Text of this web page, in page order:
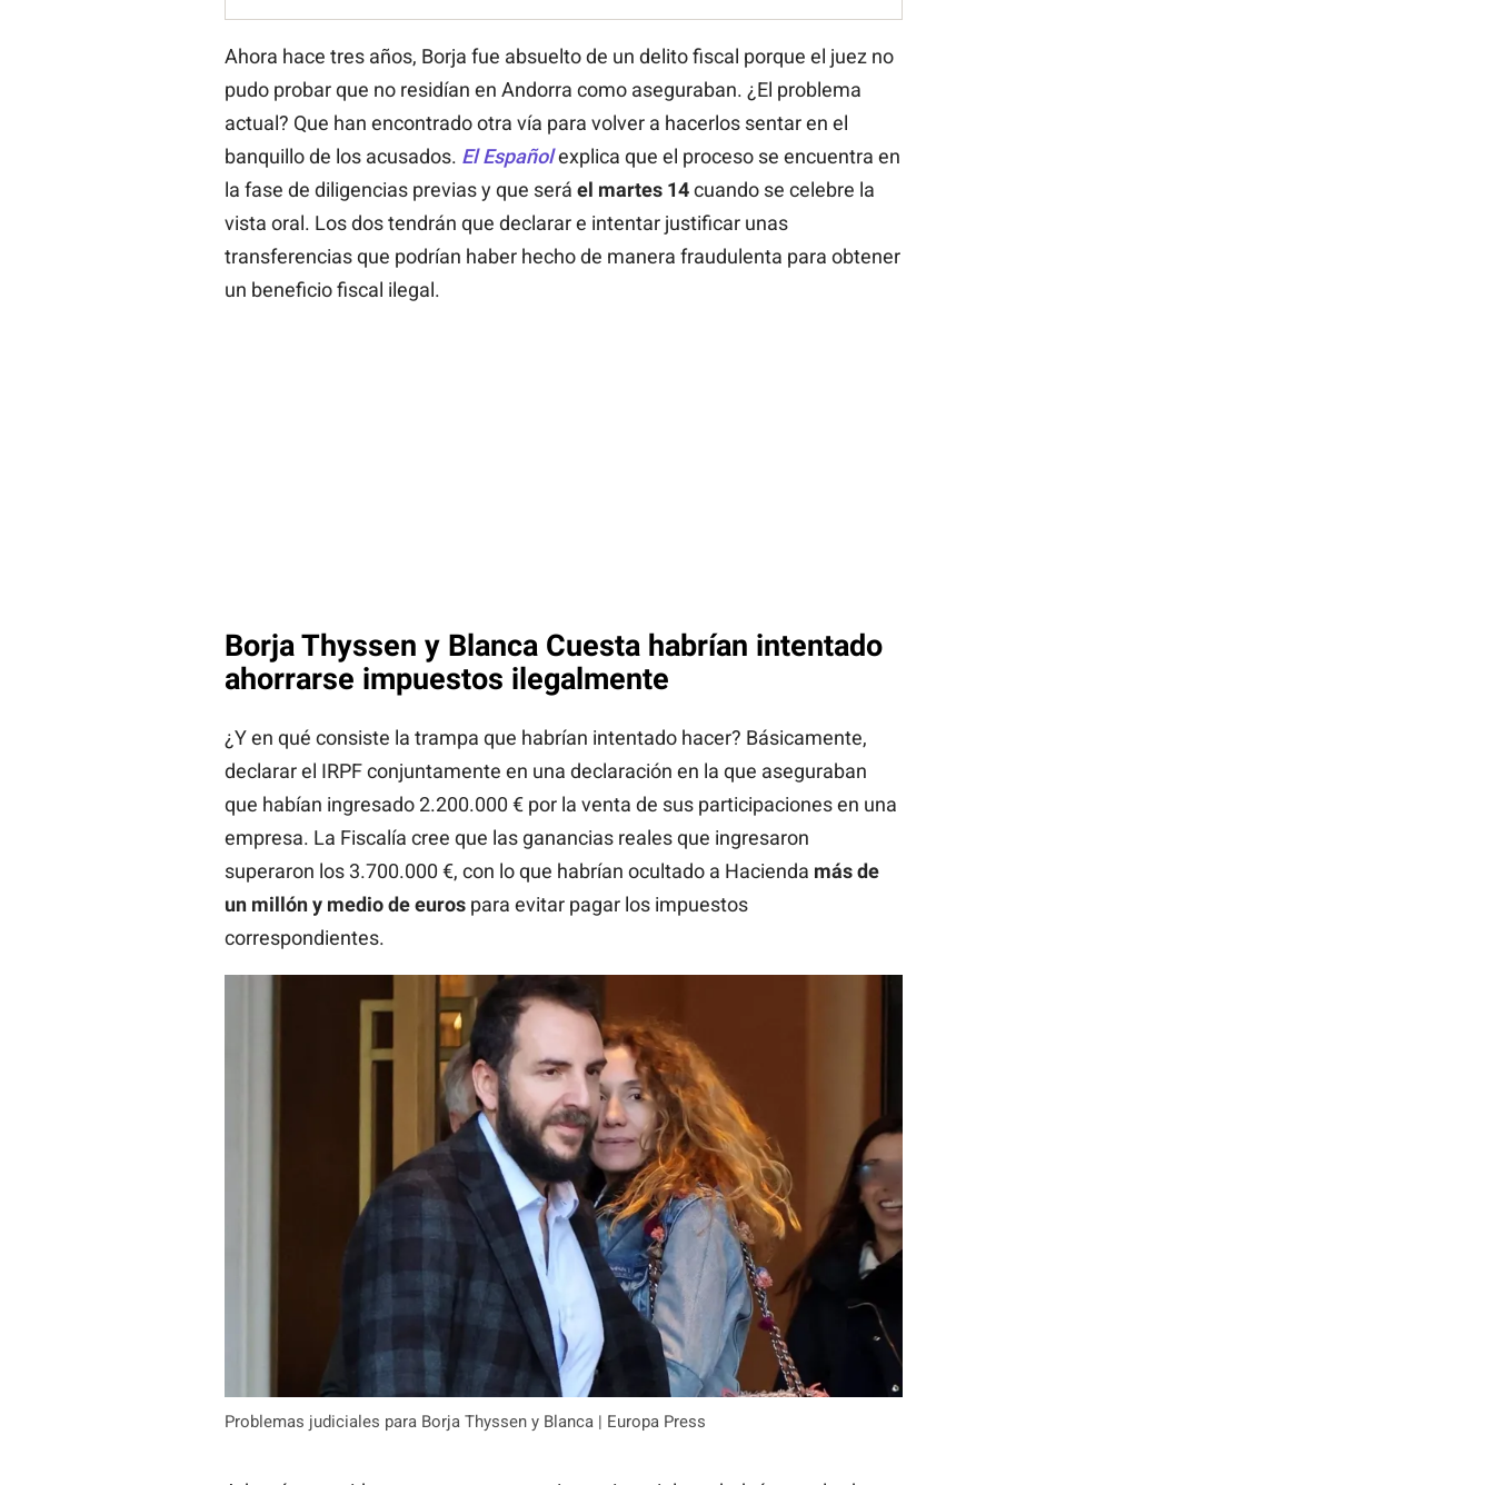
Ahora hace tres años, Borja fue absuelto de un delito fiscal porque el juez no
pudo probar que no residían en Andorra como aseguraban. ¿El problema
actual? Que han encontrado otra vía para volver a hacerlos sentar en el
banquillo de los acusados. El Españolexplica que el proceso se encuentra en
la fase de diligencias previas y que será el martes 14cuando se celebre la
vista oral. Los dos tendrán que declarar e intentar justificar unas
transferencias que podrían haber hecho de manera fraudulenta para obtener
un beneficio fiscal ilegal.
Borja Thyssen y Blanca Cuesta habrían intentado
ahorrarse impuestos ilegalmente
¿Y en qué consiste la trampa que habrían intentado hacer? Básicamente,
declarar el IRPF conjuntamente en una declaración en la que aseguraban
que habían ingresado 2.200.000 € por la venta de sus participaciones en una
empresa. La Fiscalía cree que las ganancias reales que ingresaron
superaron los 3.700.000 €, con lo que habrían ocultado a Hacienda más de
un millón y medio de eurospara evitar pagar los impuestos
correspondientes.
Problemas judiciales para Borja Thyssen y Blanca | Europa Press